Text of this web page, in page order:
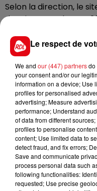
Selon la direction, le
depuis son rachat en
dénoncent un
années. Des postes
aux 113 salariés
officiellement le 31
poursuivre pour
et pour mettre en
FIL D'ACTUS
Le respect de
We and our (447) partnersdo
your consent and/or our
information on a device; Use
profiles for personalised
advertising; Measure
performance; Understand
of data from different
profiles to personalise
content; Use limited data to
detect fraud, and fix errors;
Save and communicate
process personal data such
following functionalities:
requested; Use precise